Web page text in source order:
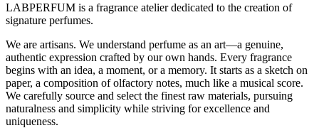
LABPERFUM is a fragrance atelier dedicated to the creation of
signature perfumes.
We are artisans. We understand perfume as an art—a genuine,
authentic expression crafted by our own hands. Every fragrance
begins with an idea, a moment, or a memory. It starts as a sketch on
paper, a composition of olfactory notes, much like a musical score.
We carefully source and select the finest raw materials, pursuing
naturalness and simplicity while striving for excellence and
uniqueness.